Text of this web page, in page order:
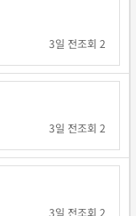
3일 전조회 2
3일 전조회 2
3일 전조회 2